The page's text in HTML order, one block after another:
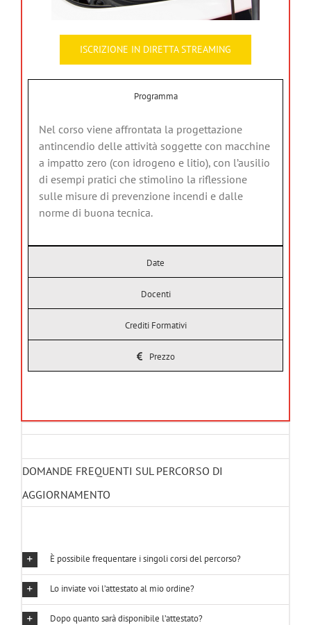
ISCRIZIONE IN DIRETTA STREAMING
Programma
Nel corso viene affrontata la progettazione
antincendio delle attività soggette con macchine
a impatto zero (con idrogeno e litio), con l’ausilio
di esempi pratici che stimolino la riflessione
sulle misure di prevenzione incendi e dalle
norme di buona tecnica.
Date
Docenti
Crediti Formativi
Prezzo
DOMANDE FREQUENTI SUL PERCORSO DI
AGGIORNAMENTO
È possibile frequentare i singoli corsi del percorso?
Lo inviate voi l’attestato al mio ordine?
Dopo quanto sarà disponibile l’attestato?